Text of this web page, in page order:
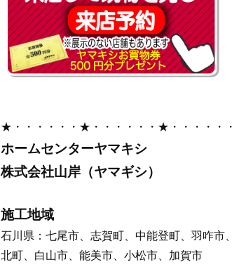
★・・・・・・★・・・・・・★・・・・
ホームセンターヤマキシ
株式会社山岸（ヤマギシ）
施工地域
石川県：七尾市、志賀町、中能登町、羽咋市
北町、白山市、能美市、小松市、加賀市